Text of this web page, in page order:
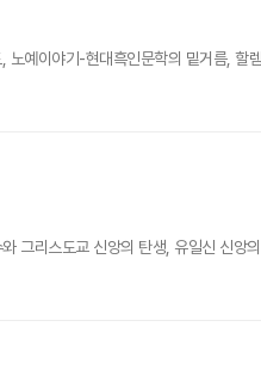
예이야기-현대흑인문학의 밑거름, 할
그리스도교 신앙의 탄생, 유일신 신앙